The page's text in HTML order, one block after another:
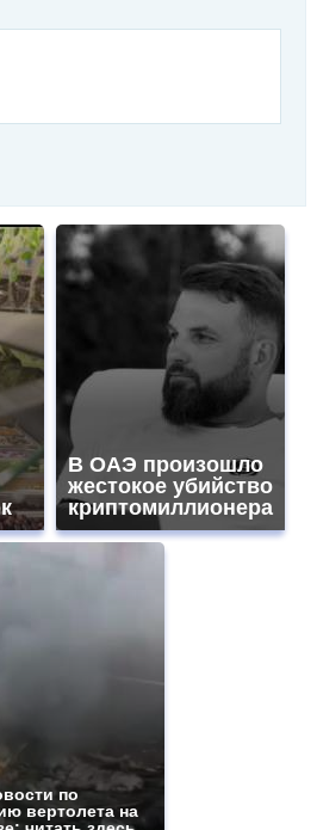
В ОАЭ произошло
жестокое убийство
криптомиллионера
по
вертолета на